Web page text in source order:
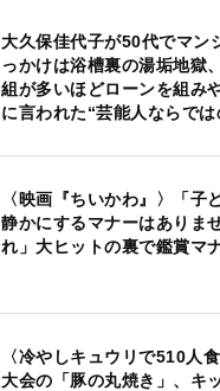
大久保佳代子が50代でマン
っかけは浴槽裏の湯垢地獄
組が多いほどローンを組み
に言われた“芸能人ならでは
〈映画『ちいかわ』〉「子
静かにするマナーはありま
れ」大ヒットの裏で鑑賞マ
〈冷やしキュウリで510人
大会の「豚の丸焼き」、キ